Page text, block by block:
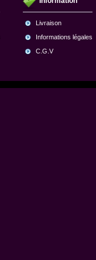
Livraison
Informations légales
C.G.V